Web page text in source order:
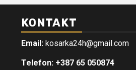
KONTAKT
Email: kosarka24h@gmail.com
Telefon: +387 65 050874